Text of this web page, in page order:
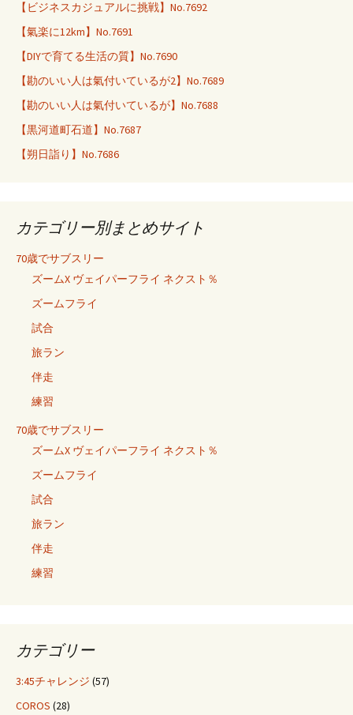
【ビジネスカジュアルに挑戦】No.7692
【氣楽に12km】No.7691
【DIYで育てる生活の質】No.7690
【勘のいい人は氣付いているが2】No.7689
【勘のいい人は氣付いているが】No.7688
【黒河道町石道】No.7687
【朔日詣り】No.7686
カテゴリー別まとめサイト
70歳でサブスリー
ズームX ヴェイパーフライ ネクスト％
ズームフライ
試合
旅ラン
伴走
練習
70歳でサブスリー
ズームX ヴェイパーフライ ネクスト％
ズームフライ
試合
旅ラン
伴走
練習
カテゴリー
3:45チャレンジ (57)
COROS (28)